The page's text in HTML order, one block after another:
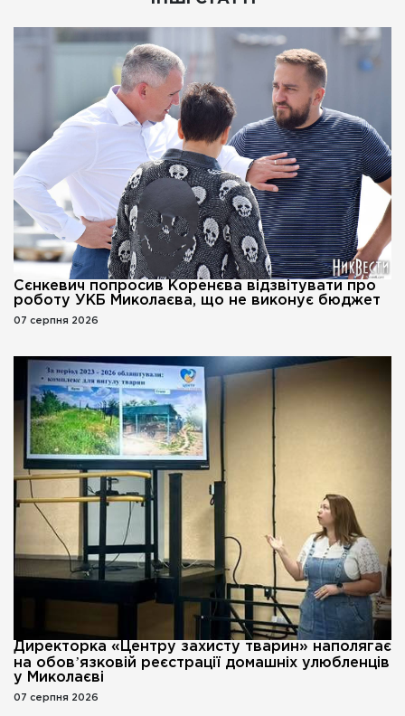
Сєнкевич попросив Коренєва відзвітувати про
роботу УКБ Миколаєва, що не виконує бюджет
07 серпня 2026
Директорка «Центру захисту тварин» наполягає
на обовʼязковій реєстрації домашніх улюбленців
у Миколаєві
07 серпня 2026